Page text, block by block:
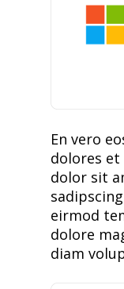
En vero
dolores et
dolor sit
eirmod
dolore
diam